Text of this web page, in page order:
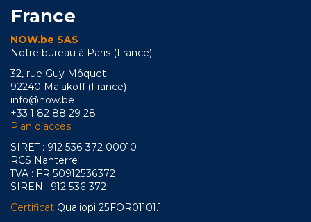
France
NOW.be SAS
Notre bureau à Paris (France)
32, rue Guy Môquet
92240 Malakoff (France)
info@now.be
+33 1 82 88 29 28
Plan d’accès
SIRET : 912 536 372 00010
RCS Nanterre
TVA : FR 50912536372
SIREN : 912 536 372
Certificat Qualiopi 25FOR01101.1